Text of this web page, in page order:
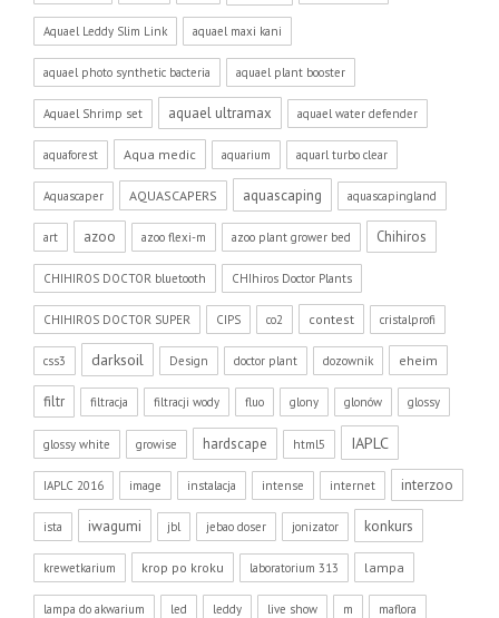
Aquael Leddy Slim Link aquael maxi kani
aquael photo synthetic bacteria aquael plant booster
Aquael Shrimp set aquael ultramax aquael water defender
aquaforest Aqua medic aquarium aquarl turbo clear
Aquascaper AQUASCAPERS aquascaping aquascapingland
art azoo azoo flexi-m azoo plant grower bed Chihiros
CHIHIROS DOCTOR bluetooth CHIhiros Doctor Plants
CHIHIROS DOCTOR SUPER CIPS co2 contest cristalprofi
css3 darksoil Design doctor plant dozownik eheim
filtr filtracja filtracji wody fluo glony glonów glossy
glossy white growise hardscape html5 IAPLC
IAPLC 2016 image instalacja intense internet interzoo
ista iwagumi jbl jebao doser jonizator konkurs
krewetkarium krop po kroku laboratorium 313 lampa
lampa do akwarium led leddy live show m maflora